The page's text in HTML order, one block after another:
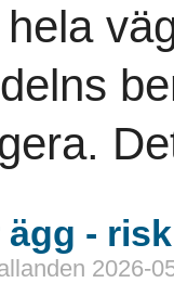
-
2026-